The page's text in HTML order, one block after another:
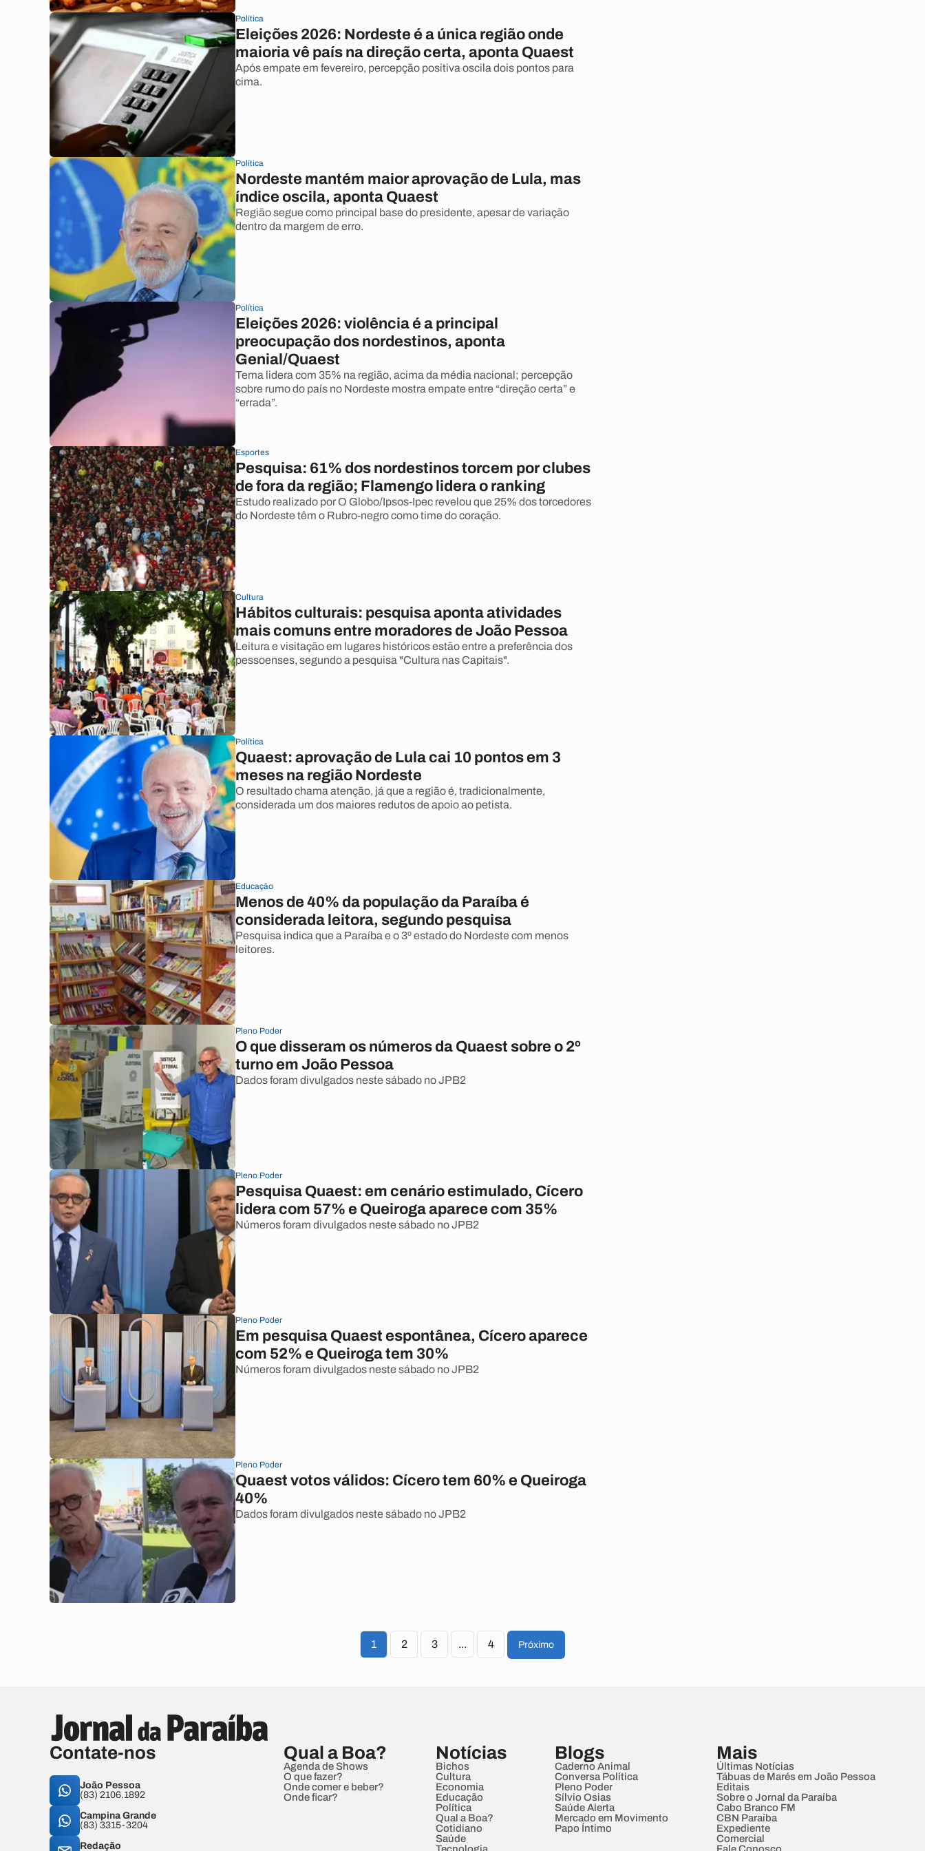
Política
Eleições 2026: Nordeste é a única região onde
maioria vê país na direção certa, aponta Quaest
Após empate em fevereiro, percepção positiva oscila dois pontos para
cima.
Política
Nordeste mantém maior aprovação de Lula, mas
índice oscila, aponta Quaest
Região segue como principal base do presidente, apesar de variação
dentro da margem de erro.
Política
Eleições 2026: violência é a principal
preocupação dos nordestinos, aponta
Genial/Quaest
Tema lidera com 35% na região, acima da média nacional; percepção
sobre rumo do país no Nordeste mostra empate entre “direção certa” e
“errada”.
Esportes
Pesquisa: 61% dos nordestinos torcem por clubes
de fora da região; Flamengo lidera o ranking
Estudo realizado por O Globo/Ipsos-Ipec revelou que 25% dos torcedores
do Nordeste têm o Rubro-negro como time do coração.
Cultura
Hábitos culturais: pesquisa aponta atividades
mais comuns entre moradores de João Pessoa
Leitura e visitação em lugares históricos estão entre a preferência dos
pessoenses, segundo a pesquisa "Cultura nas Capitais".
Política
Quaest: aprovação de Lula cai 10 pontos em 3
meses na região Nordeste
O resultado chama atenção, já que a região é, tradicionalmente,
considerada um dos maiores redutos de apoio ao petista.
Educação
Menos de 40% da população da Paraíba é
considerada leitora, segundo pesquisa
Pesquisa indica que a Paraíba e o 3º estado do Nordeste com menos
leitores.
Pleno Poder
O que disseram os números da Quaest sobre o 2º
turno em João Pessoa
Dados foram divulgados neste sábado no JPB2
Pleno Poder
Pesquisa Quaest: em cenário estimulado, Cícero
lidera com 57% e Queiroga aparece com 35%
Números foram divulgados neste sábado no JPB2
Pleno Poder
Em pesquisa Quaest espontânea, Cícero aparece
com 52% e Queiroga tem 30%
Números foram divulgados neste sábado no JPB2
Pleno Poder
Quaest votos válidos: Cícero tem 60% e Queiroga
40%
Dados foram divulgados neste sábado no JPB2
1 2 3 ... 4 Próximo
Contate-nos
João Pessoa
(83) 2106.1892
Campina Grande
(83) 3315-3204
Redação
Qual a Boa?
Agenda de Shows
O que fazer?
Onde comer e beber?
Onde ficar?
Notícias
Bichos
Cultura
Economia
Educação
Política
Qual a Boa?
Cotidiano
Saúde
Blogs
Caderno Animal
Conversa Política
Pleno Poder
Sílvio Osias
Saúde Alerta
Mercado em Movimento
Papo Íntimo
Mais
Últimas Notícias
Tábuas de Marés em João Pessoa
Editais
Sobre o Jornal da Paraíba
Cabo Branco FM
CBN Paraíba
Expediente
Comercial